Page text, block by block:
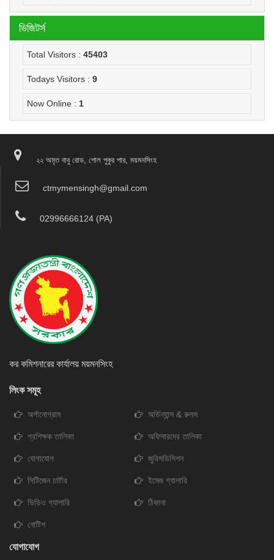
ভিজিটর্স
Total Visitors : 45403
Todays Visitors : 9
Now Online : 1
২২ অমৃত বাবু রোড, গোল পুকুর পার, ময়মনসিংহ
ctmymensingh@gmail.com
02996666124 (PA)
কর কমিশনারের কার্যালয় ময়মনসিংহ
লিংক সমূহ
অর্গানোগ্রাম অর্ডিন্যান্স & রুলস
প্রশিক্ষক তালিকা অফিসারদের তালিকা
যোগাযোগ জুরিসডিসিশন
সিটিজেন চার্টার ইমেজ গ্যালারি
ভিডিও গ্যালারি ঠিকানা
নোটিশ
যোগাযোগ